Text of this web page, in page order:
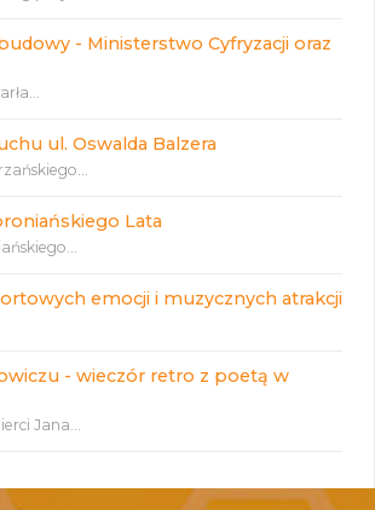
- Ministerstwo Cyfryzacji oraz
ul. Oswalda Balzera
Lata
emocji i muzycznych atrakcji
- wieczór retro z poetą w
Jana...